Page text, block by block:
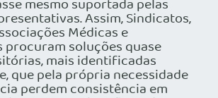
mesmo suportada pelas
Assim, Sindicatos,
Médicas e
procuram soluções quase
mais identificadas
que pela própria necessidade
perdem consistência em